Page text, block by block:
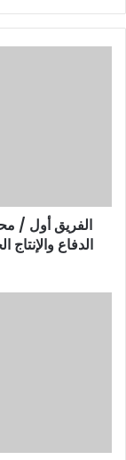
ر
ر
الفريق أول /
الدفاع